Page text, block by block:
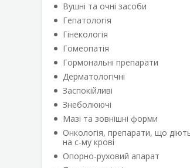
Вушні та очні засоби
Гепатологія
Гінекологія
Гомеопатія
Гормональні препарати
Дерматологічні
Заспокійливі
Знеболюючі
Мазі та зовнішні форми
Онкологія, препарати, що
на с-му крові
Опорно-руховий апарат